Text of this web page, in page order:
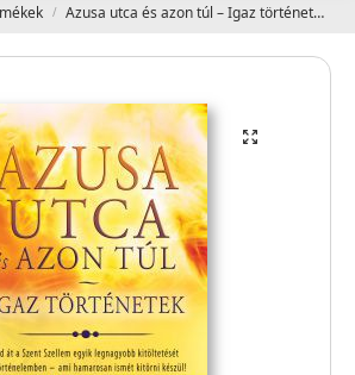
/ Azusa utca és azon túl – Igaz történetek – Tommy Welchel & Michelle P. Griff